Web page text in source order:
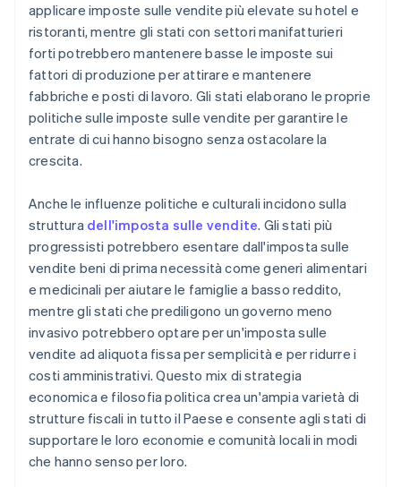
applicare imposte sulle vendite più elevate su hotel e
ristoranti, mentre gli stati con settori manifatturieri
forti potrebbero mantenere basse le imposte sui
fattori di produzione per attirare e mantenere
fabbriche e posti di lavoro. Gli stati elaborano le proprie
politiche sulle imposte sulle vendite per garantire le
entrate di cui hanno bisogno senza ostacolare la
crescita.
Anche le influenze politiche e culturali incidono sulla
struttura dell'imposta sulle vendite. Gli stati più
progressisti potrebbero esentare dall'imposta sulle
vendite beni di prima necessità come generi alimentari
e medicinali per aiutare le famiglie a basso reddito,
mentre gli stati che prediligono un governo meno
invasivo potrebbero optare per un'imposta sulle
vendite ad aliquota fissa per semplicità e per ridurre i
costi amministrativi. Questo mix di strategia
economica e filosofia politica crea un'ampia varietà di
strutture fiscali in tutto il Paese e consente agli stati di
supportare le loro economie e comunità locali in modi
che hanno senso per loro.